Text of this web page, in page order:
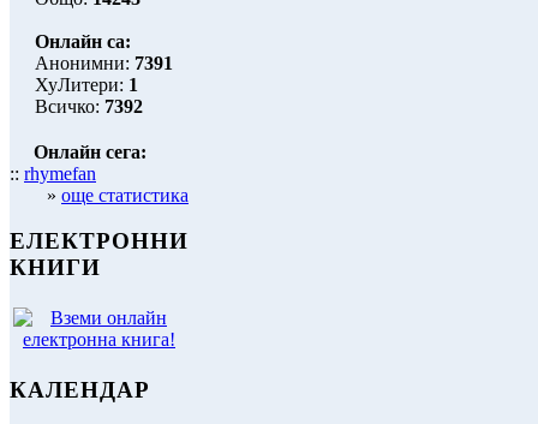
Онлайн са:
Анонимни: 7391
ХуЛитери: 1
Всичко: 7392
Онлайн сега:
:: rhymefan
» още статистика
ЕЛЕКТРОННИ
КНИГИ
КАЛЕНДАР